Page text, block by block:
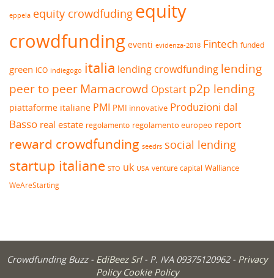
eppela equity crowdfuding equity
crowdfunding eventi evidenza-2018 Fintech funded
green ICO indiegogo italia lending crowdfunding lending
peer to peerMamacrowd Opstart p2p lending
piattaforme italiane PMI PMI innovative Produzioni dal
Basso real estate regolamento regolamento europeo report
reward crowdfunding seedrs social lending
startup italiane STO uk USA venture capital Walliance
WeAreStarting
Crowdfunding Buzz - EdiBeez Srl - P. IVA 09375120962 - Privacy
Policy Cookie Policy